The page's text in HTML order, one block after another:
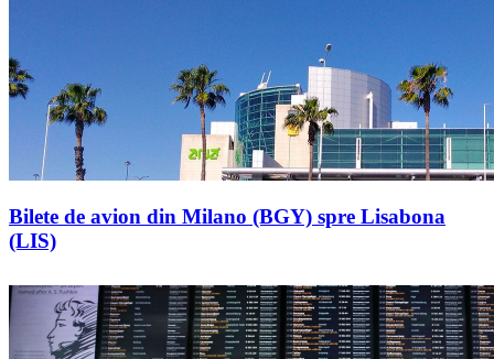
Bilete de avion din Milano (BGY) spre Lisabona
(LIS)